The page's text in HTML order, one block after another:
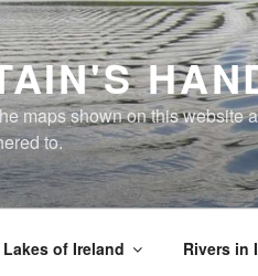
maps shown on this website
to.
Lakes of Ireland Rivers in